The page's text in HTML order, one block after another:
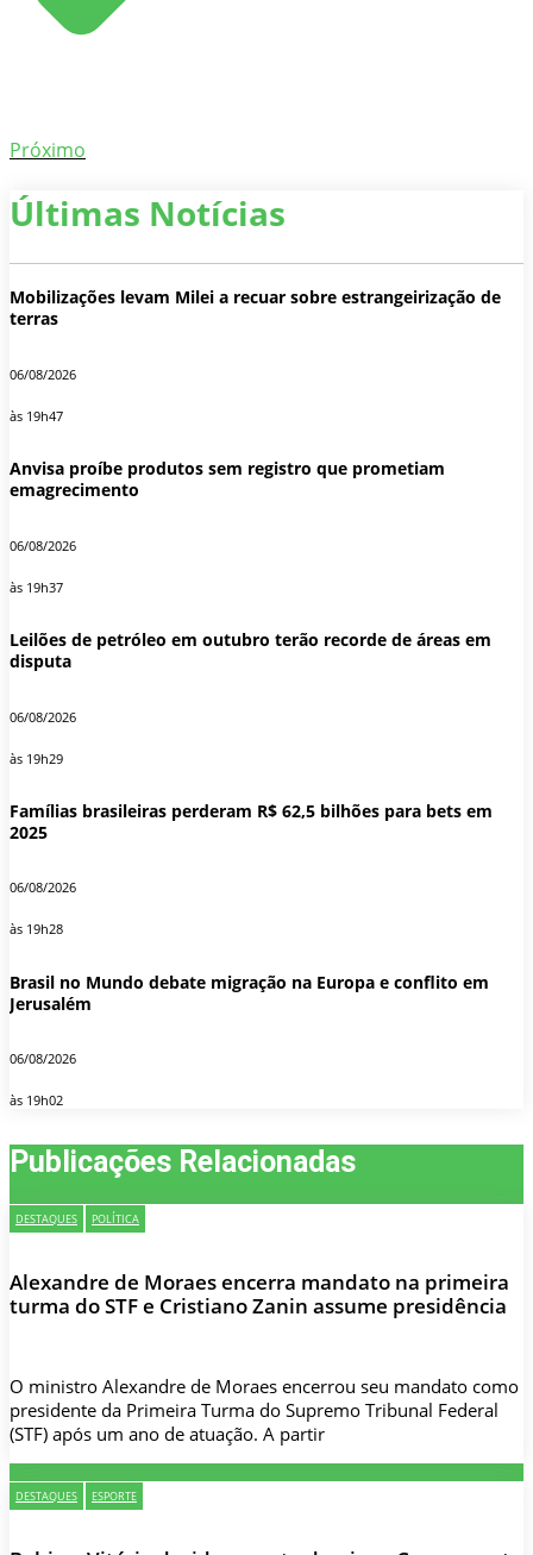
Próximo
Últimas Notícias
Mobilizações levam Milei a recuar sobre estrangeirização de
terras
06/08/2026
às 19h47
Anvisa proíbe produtos sem registro que prometiam
emagrecimento
06/08/2026
às 19h37
Leilões de petróleo em outubro terão recorde de áreas em
disputa
06/08/2026
às 19h29
Famílias brasileiras perderam R$ 62,5 bilhões para bets em
2025
06/08/2026
às 19h28
Brasil no Mundo debate migração na Europa e conflito em
Jerusalém
06/08/2026
às 19h02
Publicações Relacionadas
DESTAQUES POLÍTICA
Alexandre de Moraes encerra mandato na primeira
turma do STF e Cristiano Zanin assume presidência
O ministro Alexandre de Moraes encerrou seu mandato como
presidente da Primeira Turma do Supremo Tribunal Federal
(STF) após um ano de atuação. A partir
DESTAQUES ESPORTE